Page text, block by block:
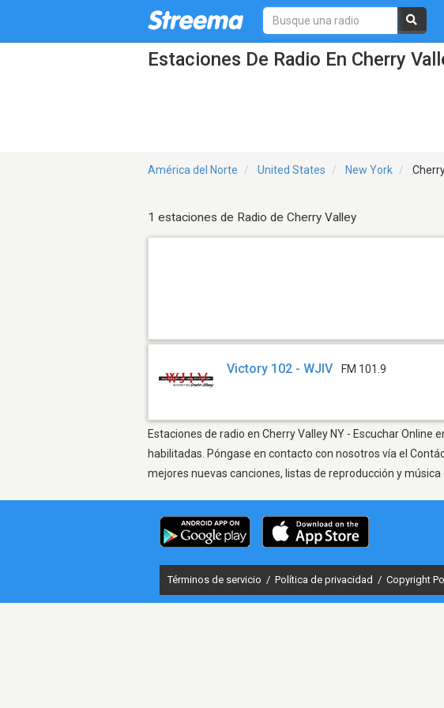
Estaciones De Radio En Cherry
América del Norte United States New York
1 estaciones de Radio de Cherry Valley
Victory 102 - WJIV FM 101.9
Estaciones de radio en Cherry Valley NY - Escuchar
habilitadas. Póngase en contacto con nosotros vía el
mejores nuevas canciones, listas de reproducción y
Términos de servicio / Política de privacidad / Copyright